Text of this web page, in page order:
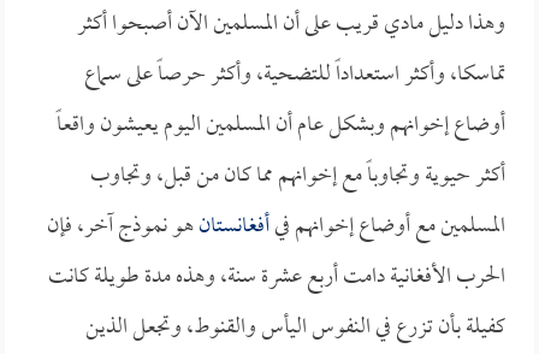
وهذا دليل مادي قريب على أن المسلمين الآن أصبحوا أكثر
تماسكا، وأكثر استعداداً للتضحية، وأكثر حرصاً على سماع
أوضاع إخوانهم وبشكل عام أن المسلمين اليوم يعيشون واقعاً
أكثر حيوية وتجاوباً مع إخوانهم مما كان من قبل، وتجاوب
المسلمين مع أوضاع إخوانهم فيأفغانستانهو نموذج آخر، فإن
الحرب الأفغانية دامت أربع عشرة سنة، وهذه مدة طويلة كانت
كفيلة بأن تزرع في النفوس اليأس والقنوط، وتجعل الذين